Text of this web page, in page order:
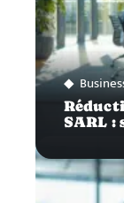
SARL :